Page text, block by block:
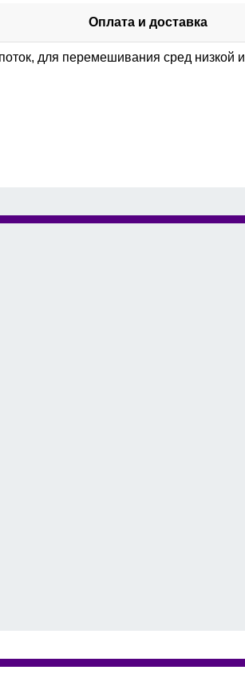
Оплата и доставка
для перемешивания сред низкой и